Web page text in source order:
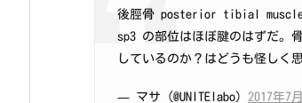
後脛骨 posterior tibial muscle
sp3 の部位はほぼ腱のはずだ。
しているのか？はどうも怪しく
— マサ (@UNITElabo) 2017年7